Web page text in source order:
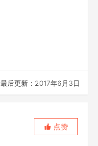
最后更新：2017年6月3日
点赞